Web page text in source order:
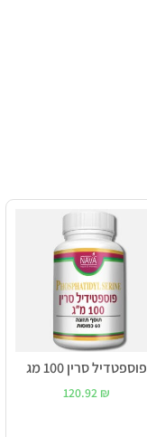
פוספטדיל סרין 100 מג
120.92 ₪